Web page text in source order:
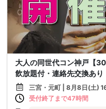
大人の同世代コン神戸【
飲放題付・連絡先交換あ
三宮・元町 | 8月8日(土)
受付終了まで47時間